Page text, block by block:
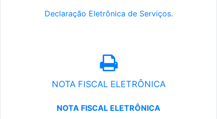
Declaração Eletrônica de Serviços.
NOTA FISCAL ELETRÔNICA
NOTA FISCAL ELETRÔNICA